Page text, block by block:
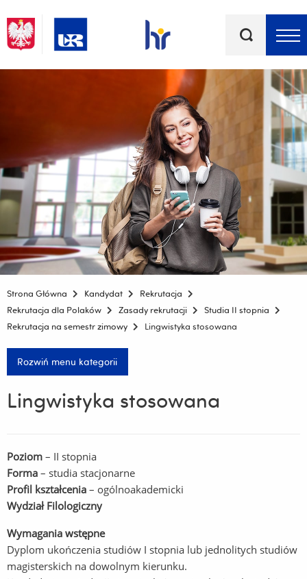
kluczowe
Strona Główna Kandydat
Rekrutacja
Rekrutacja dla Polaków
Zasady rekrutacji
Studia II stopnia
Rekrutacja na semestr zimowy
Lingwistyka stosowana
Rozwiń menu kategorii
Lingwistyka stosowana
Poziom – II stopnia
Forma – studia stacjonarne
Profil kształcenia – ogólnoakademicki
Wydział Filologiczny
Wymagania wstępne
Dyplom ukończenia studiów I stopnia lub jednolitych studiów
magisterskich na dowolnym kierunku.